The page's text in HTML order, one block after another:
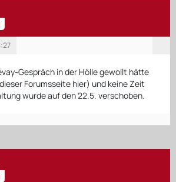
Gespräch in der Hölle gewollt hätte
Forumsseite hier) und keine Zeit
wurde auf den 22.5. verschoben.